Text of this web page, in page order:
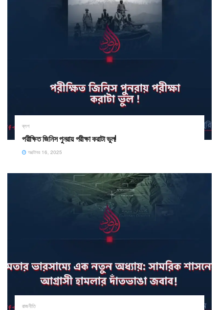
ব্লগ
পরীক্ষিত জিনিস পুনরায় পরীক্ষা করাটা ভুল!
অক্টোবর 16, 2025
রাজনীতি